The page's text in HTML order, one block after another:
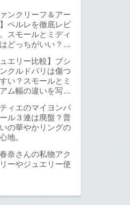
ァンクリーフ＆アー
ペルレを徹底レビ
スモールとミディ
どっちがいい？サ
ュエリー比較】ブシ
クルドパリは傷つ
い？スモールとミ
ム幅の違いを写真
ィエのマイヨンパ
ル３連は廃盤？普
の華やかリングの
地。
奈さんの私物アク
ーやジュエリー使